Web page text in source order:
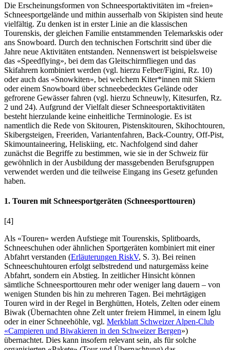
Die Erscheinungsformen von Schneesportaktivitäten im «freien»
Schneesportgelände und mithin ausserhalb von Skipisten sind heute
vielfältig. Zu denken ist in erster Linie an die klassischen
Tourenskis, der gleichen Familie entstammenden Telemarkskis oder
ans Snowboard. Durch den technischen Fortschritt sind über die
Jahre neue Aktivitäten entstanden. Nennenswert ist beispielsweise
das «Speedflying», bei dem das Gleitschirmfliegen und das
Skifahrern kombiniert werden (vgl. hierzu Felber/Figini, Rz. 10)
oder auch das «Snowkiten», bei welchem Kiter*innen mit Skiern
oder einem Snowboard über schneebedecktes Gelände oder
gefrorene Gewässer fahren (vgl. hierzu Schneuwly, Kitesurfen, Rz.
2 und 24). Aufgrund der Vielfalt dieser Schneesportaktivitäten
besteht hierzulande keine einheitliche Terminologie. Es ist
namentlich die Rede von Skitouren, Pistenskitouren, Skihochtouren,
Skibergsteigen, Freeriden, Variantenfahren, Back-Country, Off-Pist,
Skimountaineering, Heliskiing, etc. Nachfolgend sind daher
zunächst die Begriffe zu bestimmen, wie sie in der Schweiz für
gewöhnlich in der Ausbildung der massgebenden Berufsgruppen
verwendet werden und die teilweise Eingang ins Gesetz gefunden
haben.
1. Touren mit Schneesportgeräten (Schneesporttouren)
[4]
Als «Touren» werden Aufstiege mit Tourenskis, Splitboards,
Schneeschuhen oder ähnlichen Sportgeräten kombiniert mit einer
Abfahrt verstanden (Erläuterungen RiskV, S. 3). Bei reinen
Schneeschuhtouren erfolgt selbstredend und naturgemäss keine
Abfahrt, sondern ein Abstieg. In zeitlicher Hinsicht können
sämtliche Schneesporttouren mehr oder weniger lang dauern – von
wenigen Stunden bis hin zu mehreren Tagen. Bei mehrtägigen
Touren wird in der Regel in Berghütten, Hotels, Zelten oder einem
Biwak (Übernachten ohne Zelt unter freiem Himmel, in einem Iglu
oder in einer Schneehöhle, vgl. Merkblatt Schweizer Alpen-Club
«Campieren und Biwakieren in den Schweizer Bergen»)
übernachtet. Dies kann insofern relevant sein, als für solche